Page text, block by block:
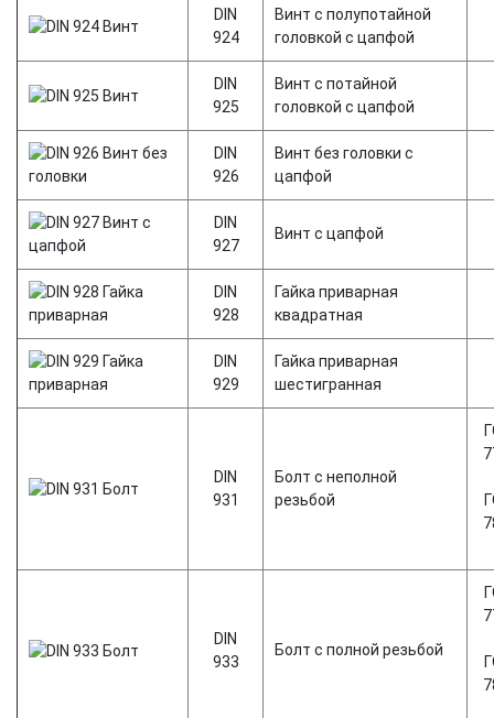
DIN
924
Винт с полупотайной
головкой с цапфой
DIN
925
Винт с потайной
головкой с цапфой
DIN
926
Винт без головки с
цапфой
DIN
927
Винт с цапфой
DIN
928
Гайка приварная
квадратная
DIN
929
Гайка приварная
шестигранная
DIN
931
Болт с неполной
резьбой
DIN
933
Болт с полной резьбой